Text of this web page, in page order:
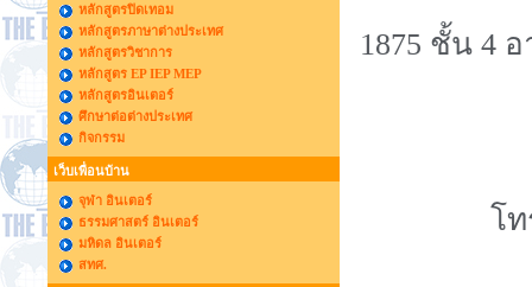
หลักสูตรปิดเทอม
หลักสูตรภาษาต่างประเทศ
หลักสูตรวิชาการ
หลักสูตร EP IEP MEP
หลักสูตรอินเตอร์
ศึกษาต่อต่างประเทศ
กิจกรรม
เว็บเพื่อนบ้าน
จุฬา อินเตอร์
ธรรมศาสตร์ อินเตอร์
มหิดล อินเตอร์
สทศ.
1875 ชั้น 4
โท